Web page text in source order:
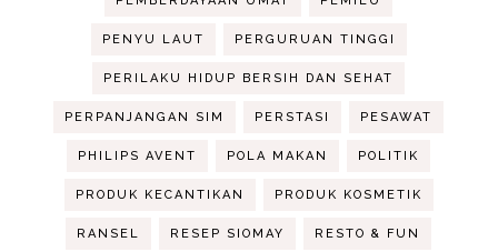
PENYU LAUT PERGURUAN TINGGI
PERILAKU HIDUP BERSIH DAN SEHAT
PERPANJANGAN SIM PERSTASI PESAWAT
PHILIPS AVENT POLA MAKAN POLITIK
PRODUK KECANTIKAN PRODUK KOSMETIK
RANSEL RESEP SIOMAY RESTO & FUN